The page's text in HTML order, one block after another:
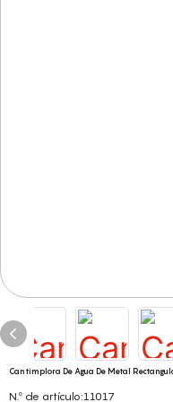
Cantimplora De Agua De Metal
N.º de artículo:11017